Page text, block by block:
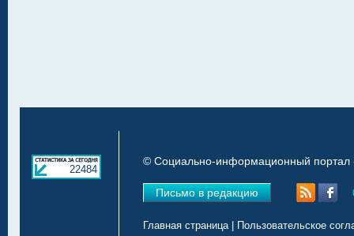
22484
© Социально-информационный портал
Письмо в редакцию
Главная страница| Пользовательское